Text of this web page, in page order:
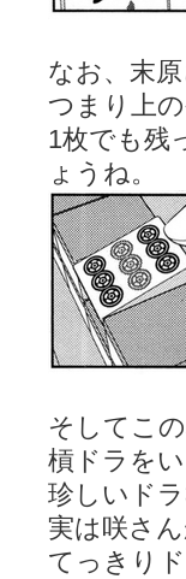
なお、末
つまり上
1枚でも残
ょうね。
そしてこ
槓ドラを
珍しいドラ
実は咲さ
てっきり